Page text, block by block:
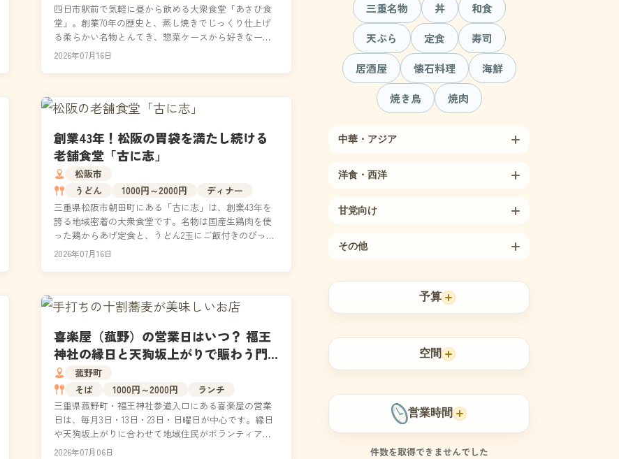
四日市駅前で気軽に昼から飲める大衆食堂「あさひ食
堂」。創業70年の歴史と、蒸し焼きでじっくり仕上げ
る柔らかい名物とんてき、惣菜ケースから好きな一品
を自分で選ぶ楽しみ方まで詳しくご紹介します。営業
2026年07月16日
創業43年！松阪の胃袋を満たし続ける
老舗食堂「古に志」
松阪市
うどん
1000円～2000円
ディナー
三重県松阪市朝田町にある「古に志」は、創業43年を
誇る地域密着の大衆食堂です。名物は国産生鶏肉を使
った鶏からあげ定食と、うどん2玉にご飯付きのびっく
り五目うどん。冷凍肉を使わない手間暇かけた調理
2026年07月16日
喜楽屋（菰野）の営業日はいつ？ 福王
神社の縁日と天狗坂上がりで賑わう門
前町の休憩所を徹底レポ
菰野町
そば
1000円～2000円
ランチ
三重県菰野町・福王神社参道入口にある喜楽屋の営業
日は、毎月3日・13日・23日・日曜日が中心です。縁日
や天狗坂上がりに合わせて地域住民がボランティアで
運営するこの休憩所では、遊友会が丁寧に手打ちする
2026年07月06日
三重名物 丼 和食
天ぷら 定食 寿司
居酒屋 懐石料理 海鮮
焼き鳥 焼肉
中華・アジア
洋食・西洋
甘党向け
その他
予算
空間
営業時間
件数を取得できませんでした